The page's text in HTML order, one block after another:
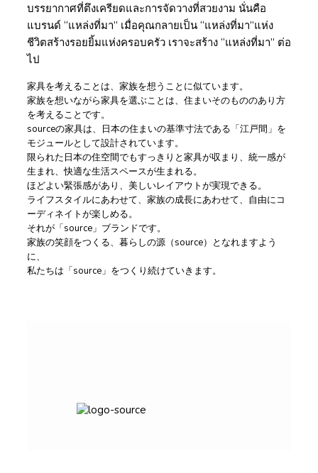
บรรยากาศที่ตึงเครียดและการจัดวางที่สวยงาม นั่นคือ
แบรนด์ “แหล่งที่มา” เมื่อคุณกลายเป็น “แหล่งที่มา”แห่ง
ชีวิตสร้างรอยยิ้มแห่งครอบครัว เราจะสร้าง “แหล่งที่มา” ต่อ
ไป
家具を考えることは、家族を想うことに似ています。
家族を想いながら家具を選ぶことは、住まいそのもののあり方
を考えることです。
sourceの家具は、日本の住まいの基準寸法である「江戸間」を
モジュールとして設計されています。
限られた日本の住空間でもすっきりと家具が収まり、統一感が
生まれ、快適な生活スペースが生まれる。
ほどよい緊張感があり、美しいレイアウトが実現できる。
ライフスタイルにあわせて、家族の成長にあわせて、自由にコ
ーディネイトが楽しめる。
それが「source」ブランドです。
家族の笑顔をつくる、暮らしの源（source）となれますよう
に、
私たちは「source」をつくり続けていきます。